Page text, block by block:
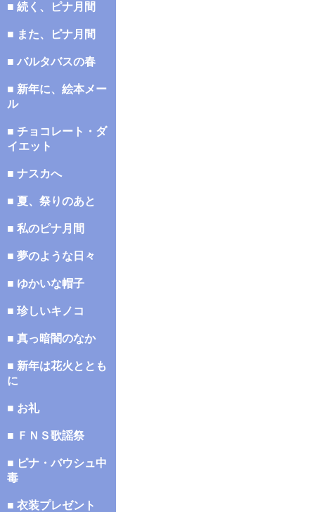
■ 続く、ピナ月間
■ また、ピナ月間
■ バルタバスの春
■ 新年に、絵本メー
ル
■ チョコレート・ダ
イエット
■ ナスカへ
■ 夏、祭りのあと
■ 私のピナ月間
■ 夢のような日々
■ ゆかいな帽子
■ 珍しいキノコ
■ 真っ暗闇のなか
■ 新年は花火ととも
に
■ お礼
■ ＦＮＳ歌謡祭
■ ピナ・バウシュ中
毒
■ 衣装プレゼント